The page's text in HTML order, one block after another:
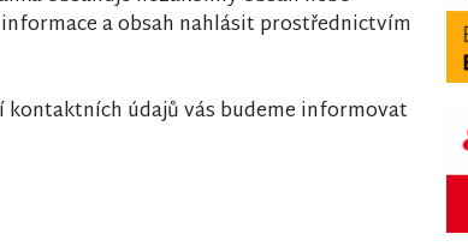
a obsah nahlásit prostřednictvím
údajů vás budeme informovat